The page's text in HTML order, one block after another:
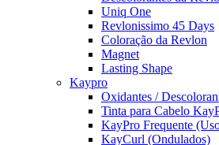
Uniq One
Revlonissimo 45 Days
Coloração da Revlon
Magnet
Lasting Shape
Kaypro
Oxidantes /
Tinta para Cabelo
KayPro Frequente
KayCurl (Ondulados)